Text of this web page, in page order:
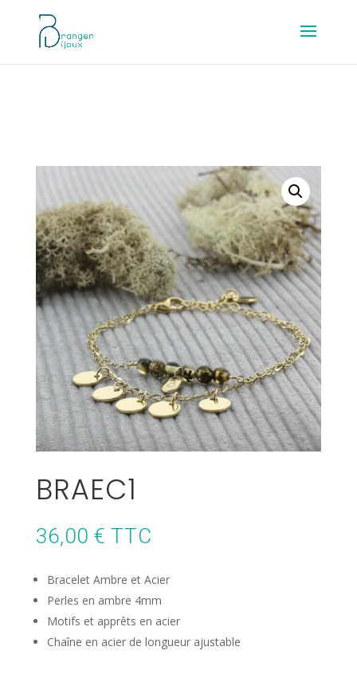
BRAEC1
36,00 € TTC
Bracelet Ambre et Acier
Perles en ambre 4mm
Motifs et apprêts en acier
Chaîne en acier de longueur ajustable